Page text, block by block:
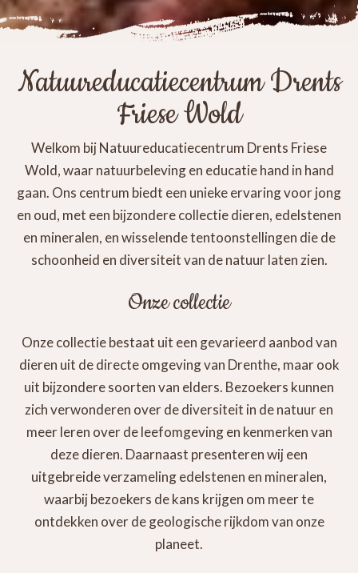
Natuureducatiecentrum Drents
Friese Wold
Welkom bij Natuureducatiecentrum Drents Friese
Wold, waar natuurbeleving en educatie hand in hand
gaan. Ons centrum biedt een unieke ervaring voor jong
en oud, met een bijzondere collectie dieren, edelstenen
en mineralen, en wisselende tentoonstellingen die de
schoonheid en diversiteit van de natuur laten zien.
Onze collectie
Onze collectie bestaat uit een gevarieerd aanbod van
dieren uit de directe omgeving van Drenthe, maar ook
uit bijzondere soorten van elders. Bezoekers kunnen
zich verwonderen over de diversiteit in de natuur en
meer leren over de leefomgeving en kenmerken van
deze dieren. Daarnaast presenteren wij een
uitgebreide verzameling edelstenen en mineralen,
waarbij bezoekers de kans krijgen om meer te
ontdekken over de geologische rijkdom van onze
planeet.